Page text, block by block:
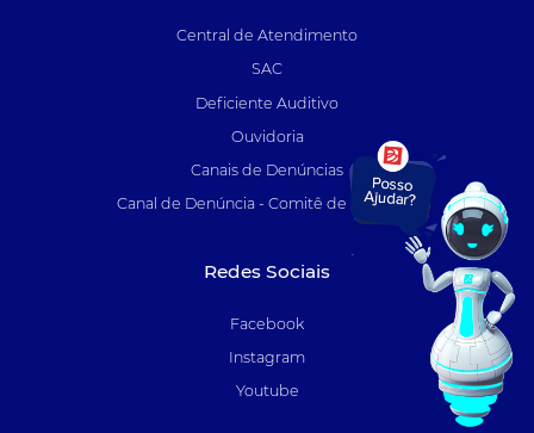
Central de Atendimento
SAC
Deficiente Auditivo
Ouvidoria
Canais de Denúncias
Canal de Denúncia - Comitê de Auditoria
Redes Sociais
Facebook
Instagram
Youtube